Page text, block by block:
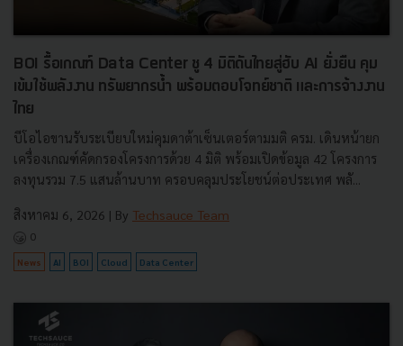
BOI รื้อเกณฑ์ Data Center ชู 4 มิติดันไทยสู่ฮับ AI ยั่งยืน คุม
เข้มใช้พลังงาน ทรัพยากรน้ำ พร้อมตอบโจทย์ชาติ และการจ้างงาน
ไทย
บีโอไอขานรับระเบียบใหม่คุมดาต้าเซ็นเตอร์ตามมติ ครม. เดินหน้ายก
เครื่องเกณฑ์คัดกรองโครงการด้วย 4 มิติ พร้อมเปิดข้อมูล 42 โครงการ
ลงทุนรวม 7.5 แสนล้านบาท ครอบคลุมประโยชน์ต่อประเทศ พลั...
สิงหาคม 6, 2026 | By Techsauce Team
0
News AI BOI Cloud Data Center